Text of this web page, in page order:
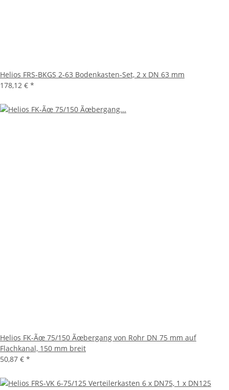
Helios FRS-BKGS 2-63 Bodenkasten-Set, 2 x DN 63 mm
178,12 € *
Helios FK-Ãœ 75/150 Ãœbergang von Rohr DN 75 mm auf
Flachkanal, 150 mm breit
50,87 € *